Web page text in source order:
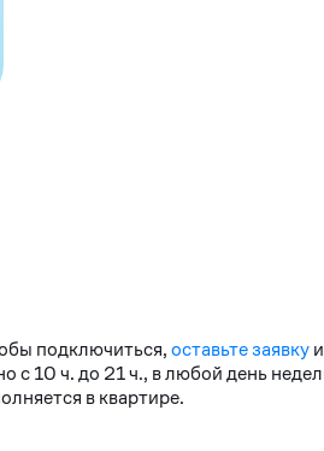
подключиться,оставьте заявкуи
10 ч. до 21 ч., в любой день
в квартире.